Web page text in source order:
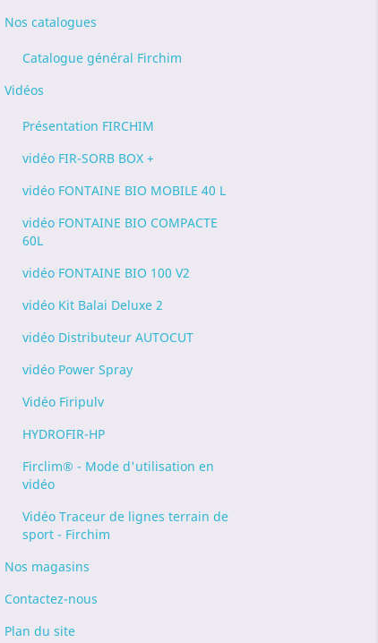
Nos catalogues
Catalogue général Firchim
Vidéos
Présentation FIRCHIM
vidéo FIR-SORB BOX +
vidéo FONTAINE BIO MOBILE 40 L
vidéo FONTAINE BIO COMPACTE
60L
vidéo FONTAINE BIO 100 V2
vidéo Kit Balai Deluxe 2
vidéo Distributeur AUTOCUT
vidéo Power Spray
Vidéo Firipulv
HYDROFIR-HP
Firclim® - Mode d'utilisation en
vidéo
Vidéo Traceur de lignes terrain de
sport - Firchim
Nos magasins
Contactez-nous
Plan du site